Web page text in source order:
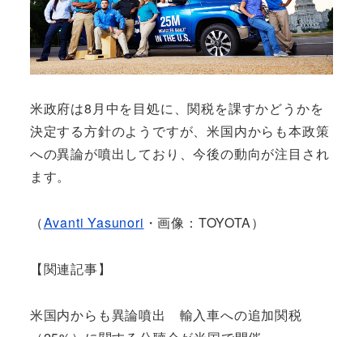
米政府は8月中を目処に、関税を課すかどうかを
決定する方針のようですが、米国内からも本政策
への異論が噴出しており、今後の動向が注目され
ます。
（Avanti Yasunori ・画像：TOYOTA）
【関連記事】
米国内からも異論噴出 輸入車への追加関税